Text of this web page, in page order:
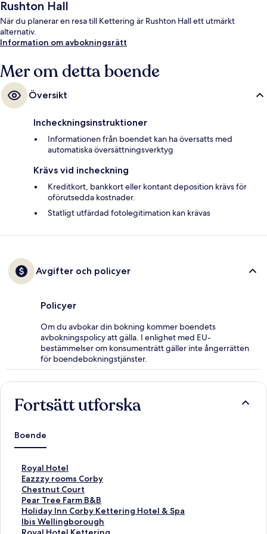
Rushton Hall
När du planerar en resa till Kettering är Rushton Hall ett utmärkt
alternativ.
Information om avbokningsrätt
Mer om detta boende
Översikt
Incheckningsinstruktioner
Informationen från boendet kan ha översatts med
automatiska översättningsverktyg
Krävs vid incheckning
Kreditkort, bankkort eller kontant deposition krävs för
oförutsedda kostnader.
Statligt utfärdad fotolegitimation kan krävas
Avgifter och policyer
Policyer
Om du avbokar din bokning kommer boendets
avbokningspolicy att gälla. I enlighet med EU-
bestämmelser om konsumenträtt gäller inte ångerrätten
för boendebokningstjänster.
Fortsätt utforska
Boende
Royal Hotel
L
ä
n
k
t
i
l
Eazzzy rooms Corby
L
ä
n
k
t
i
Chestnut Court
L
ä
n
k
t
Pear Tree Farm B&B
L
ä
n
k
Holiday Inn Corby Kettering Hotel & Spa
L
ä
n
Ibis Wellingborough
L
ä
L